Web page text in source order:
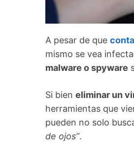
A pesar de que
mismo se vea
malware o spyware
Si bien eliminar un
herramientas que
pueden no solo
de ojos”.